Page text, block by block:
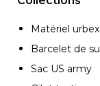
Matériel urbex
Barcelet de
Sac US army